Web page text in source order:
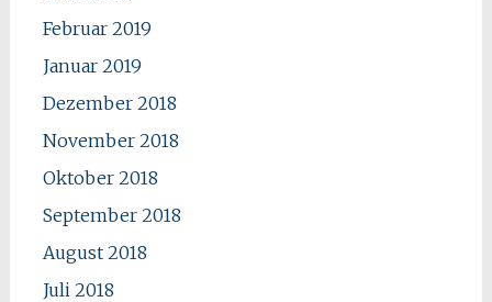
Februar 2019
Januar 2019
Dezember 2018
November 2018
Oktober 2018
September 2018
August 2018
Juli 2018